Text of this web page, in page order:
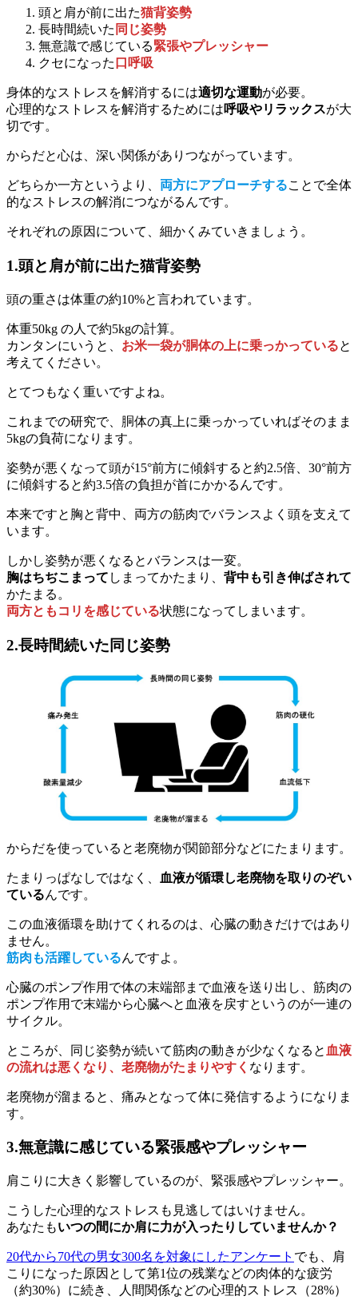
頭と肩が前に出た猫背姿勢
長時間続いた 同じ姿勢
無意識で感じている緊張やプレッシャー
クセになった 口呼吸
身体的なストレスを解消するには適切な運動が必要。
心理的なストレスを解消するためには呼吸やリラックスが大
切です。
からだと心は、深い関係がありつながっています。
どちらか一方というより、 両方にアプローチすることで全体
的なストレスの解消につながるんです。
それぞれの原因について、細かくみていきましょう。
1.頭と肩が前に出た猫背姿勢
頭の重さは体重の約10%と言われています。
体重50kg の人で約5kgの計算。
カンタンにいうと、 お米一袋が胴体の上に乗っかっていると
考えてください。
とてつもなく重いですよね。
これまでの研究で、胴体の真上に乗っかっていればそのまま
5kgの負荷になります。
姿勢が悪くなって頭が15°前方に傾斜すると約2.5倍、30°前方
に傾斜すると約3.5倍の負担が首にかかるんです。
本来ですと胸と背中、両方の筋肉でバランスよく頭を支えて
います。
しかし姿勢が悪くなるとバランスは一変。
胸はちぢこまって しまってかたまり、 背中も引き伸ばされて
かたまる。
両方ともコリを感じている状態になってしまいます。
2.長時間続いた同じ姿勢
からだを使っていると老廃物が関節部分などにたまります。
たまりっぱなしではなく、
血液が循環し老廃物を取りのぞい
ているんです。
この血液循環を助けてくれるのは、心臓の動きだけではあり
ません。
筋肉も活躍しているんですよ。
心臓のポンプ作用で体の末端部まで血液を送り出し、筋肉の
ポンプ作用で末端から心臓へと血液を戻すというのが一連の
サイクル。
ところが、同じ姿勢が続いて筋肉の動きが少なくなると 血液
の流れは悪くなり、老廃物がたまりやすく なります。
老廃物が溜まると、痛みとなって体に発信するようになりま
す。
3.無意識に感じている緊張感やプレッシャー
肩こりに大きく影響しているのが、緊張感やプレッシャー。
こうした心理的なストレスも見逃してはいけません。
あなたもいつの間にか肩に力が入ったりしていませんか？
20代から70代の男女300名を対象にしたアンケート でも、肩
こりになった原因として第1位の残業などの肉体的な疲労
（約30%）に続き、人間関係などの心理的ストレス（28%）